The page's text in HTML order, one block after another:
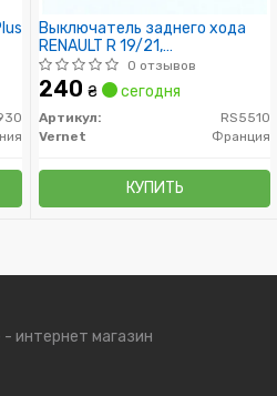
Выключатель заднего хода
RENAULT R 19/21,
CLIO,LAGUNA,MEGANE 90-,
VOLVO S/V40
0 отзывов
240 ₴ сегодня
Артикул:
RS5510
Vernet
Франция
КУПИТЬ
интернет магазин